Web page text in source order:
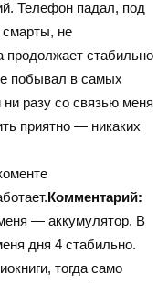
Телефон падал, под
смарты, не
продолжает стабильно
побывал в самых
разу со связью меня
приятно — никаких
Комментарий:
— аккумулятор. В
дня 4 стабильно.
тогда само